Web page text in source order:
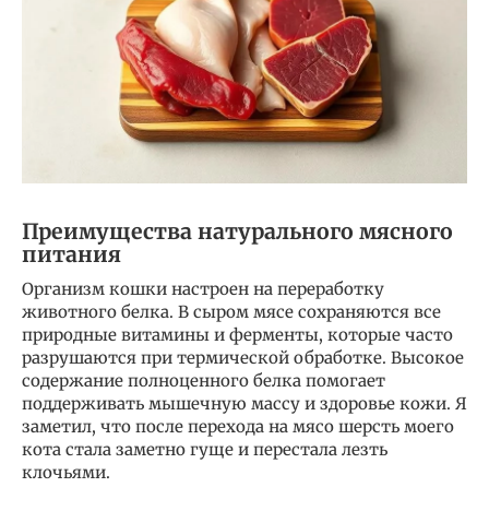
Преимущества натурального мясного
питания
Организм кошки настроен на переработку
животного белка. В сыром мясе сохраняются все
природные витамины и ферменты, которые часто
разрушаются при термической обработке. Высокое
содержание полноценного белка помогает
поддерживать мышечную массу и здоровье кожи. Я
заметил, что после перехода на мясо шерсть моего
кота стала заметно гуще и перестала лезть
клочьями.